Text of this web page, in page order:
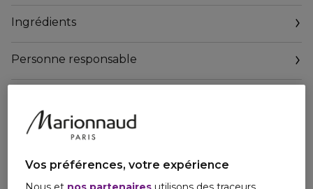
look pétillant sans vous prendre au sérieux. Une création à
malicieuse.
Kenzo réinvente le flacon emblématique de ce parfum
contraste captivant.
Seul le design change, le parfum reste le même.'
Ingrédients
Personne responsable
Email
Vos préférences, votre expérience